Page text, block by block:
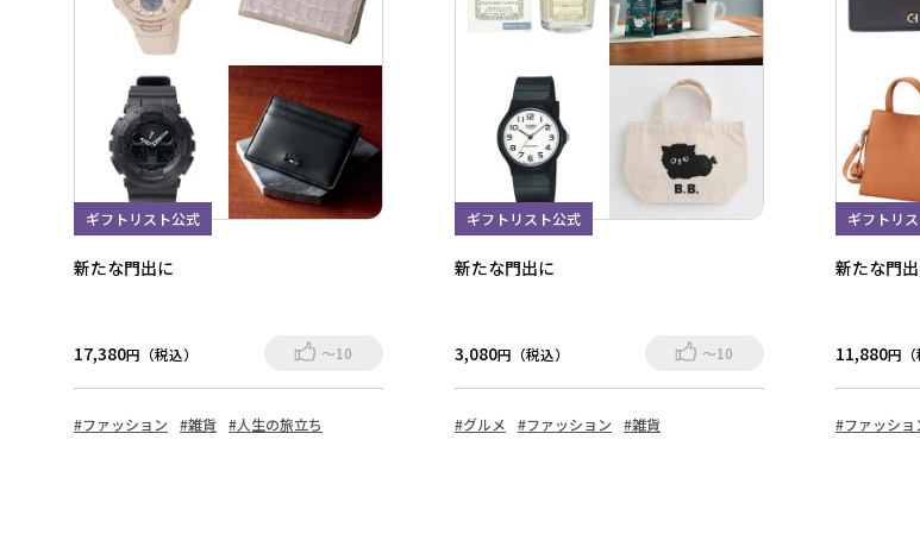
ギフトリスト公式
新たな門出に
17,380円（税込） ～10
#ファッション #雑貨 #人生の旅立ち
ギフトリスト公式
新たな門出に
3,080円（税込） ～10
#グルメ #ファッション #雑貨
ギフトリ
新たな門
11,880円（
#ファッショ